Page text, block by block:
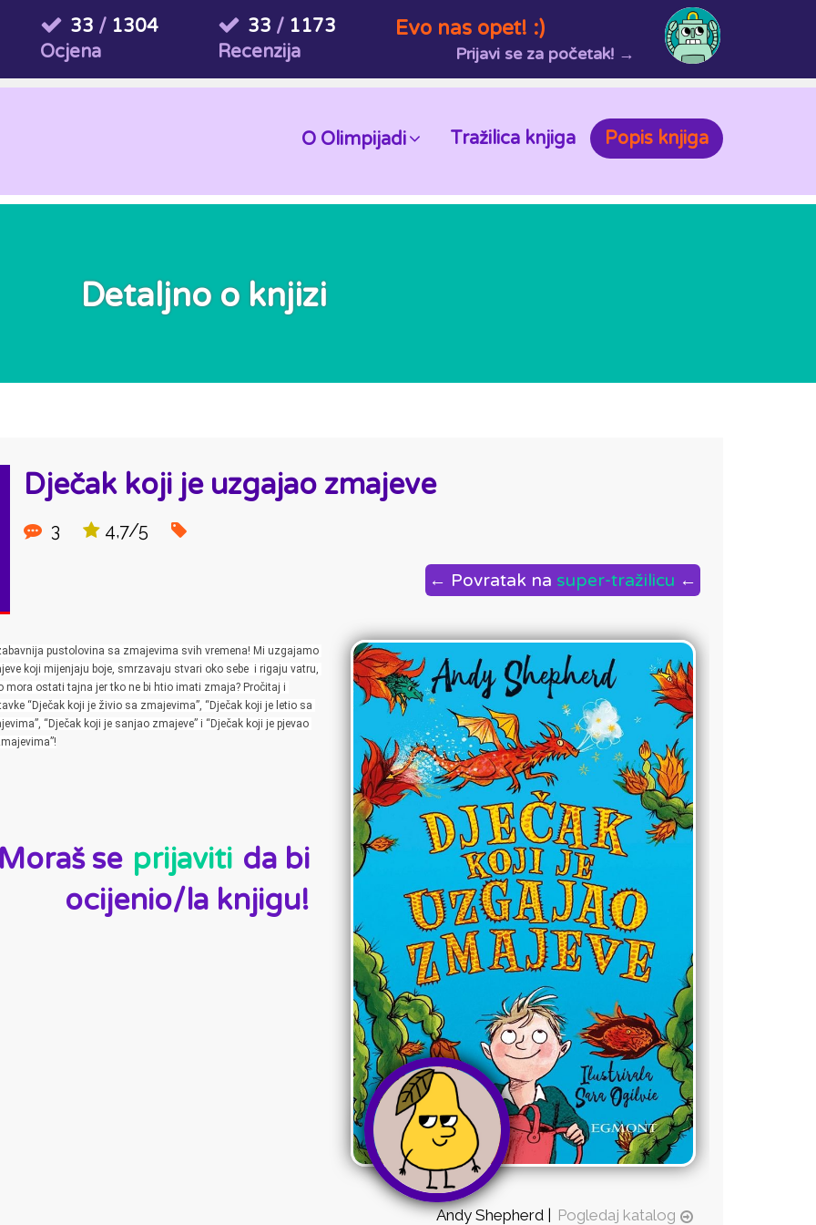
33 / 1304
Ocjena
33 / 1173
Recenzija
Evo nas opet! :)
Prijavi se za početak! →
O Olimpijadi Tražilica knjiga Popis knjiga
Detaljno o knjizi
Dječak koji je uzgajao zmajeve
3 4,7/5
← Povratak na super-tražilicu ←
pustolovina sa zmajevima svih vremena! Mi uzgajamo
koji mijenjaju boje, smrzavaju stvari oko sebe  i rigaju vatru,
mora ostati tajna jer tko ne bi htio imati zmaja? Pročitaj i
“Dječak koji je živio sa zmajevima”, “Dječak koji je letio sa
“Dječak koji je sanjao zmajeve” i “Dječak koji je pjevao
se prijaviti da bi
ocijenio/la knjigu!
Andy Shepherd | Pogledaj katalog